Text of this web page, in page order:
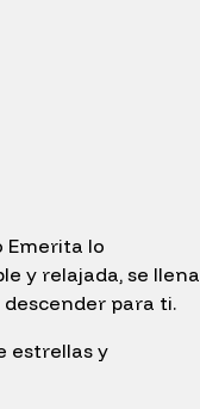
Emerita lo
y relajada, se llena
para ti.
estrellas y